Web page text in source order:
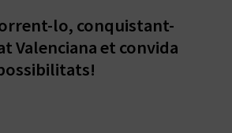
lo, conquistant-
Valenciana et convida